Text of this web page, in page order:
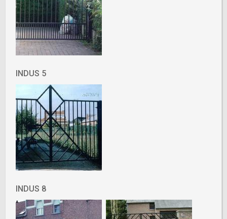
INDUS 5
INDUS 8